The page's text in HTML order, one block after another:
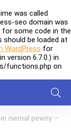
was called
seo domain was
for some code in the
should be loaded at
WordPress for
version 6.7.0.) in
functions.php on
niemal pewny –